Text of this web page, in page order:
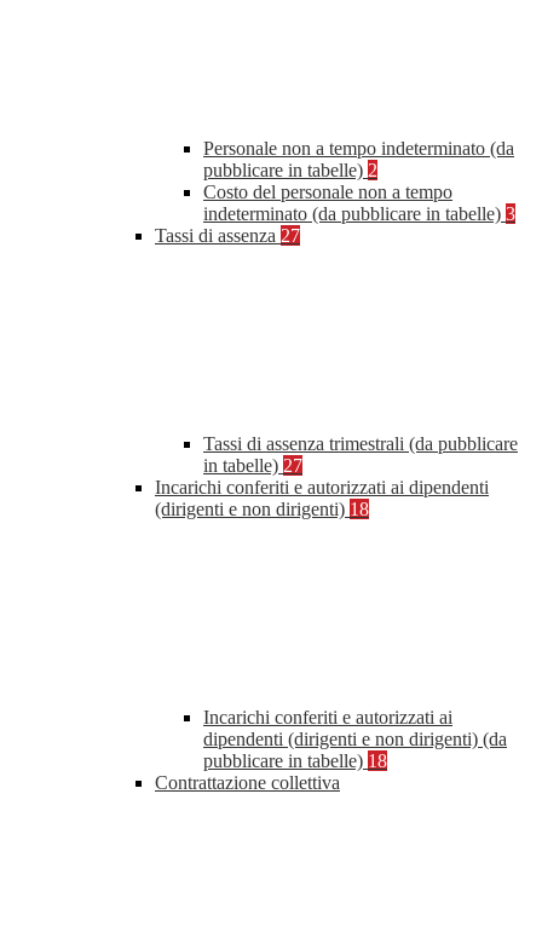
Personale non a tempo indeterminato (da
pubblicare in tabelle) 2
Costo del personale non a tempo
indeterminato (da pubblicare in tabelle) 3
Tassi di assenza 27
Tassi di assenza trimestrali (da pubblicare
in tabelle) 27
Incarichi conferiti e autorizzati ai dipendenti
(dirigenti e non dirigenti) 18
Incarichi conferiti e autorizzati ai
dipendenti (dirigenti e non dirigenti) (da
pubblicare in tabelle) 18
Contrattazione collettiva